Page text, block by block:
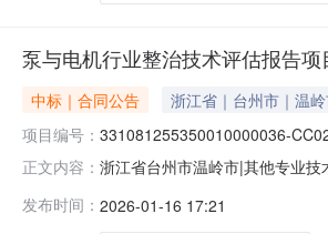
泵与电机行业整治技术评估报告
中标｜合同公告 浙江省｜台州市｜温
项目编号： 331081255350010000036-
正文内容： 浙江省台州市温岭市|其他专业
0576-89956852供应商（乙方）
发布时间： 2026-01-16 17:21